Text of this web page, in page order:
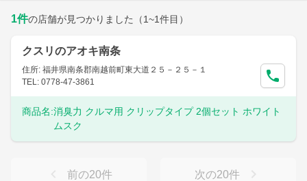
1件の店舗が見つかりました （1~1件目）
クスリのアオキ南条
住所: 福井県南条郡南越前町東大道２５－２５－１
TEL: 0778-47-3861
商品名:消臭力 クルマ用 クリップタイプ 2個セット ホワイト
ムスク
前の20件 次の20件